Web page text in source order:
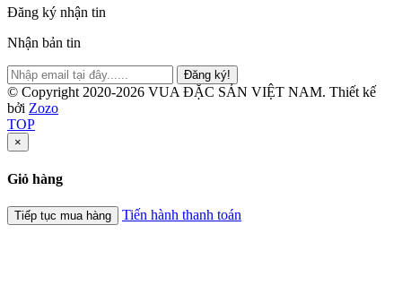
Đăng ký nhận tin
Nhận bản tin
Đăng ký!
© Copyright 2020-2026 VUA ĐẶC SẢN VIỆT NAM. Thiết kế
bởi Zozo
TOP
×
Giỏ hàng
Tiếp tục mua hàng Tiến hành thanh toán